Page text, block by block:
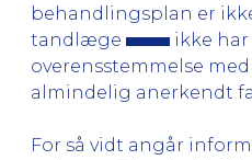
behandlingsplan er
tandlæge
ikke
overensstemmelse
almindelig anerkendt
For så vidt angår